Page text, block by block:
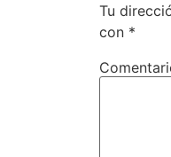
Tu
con *